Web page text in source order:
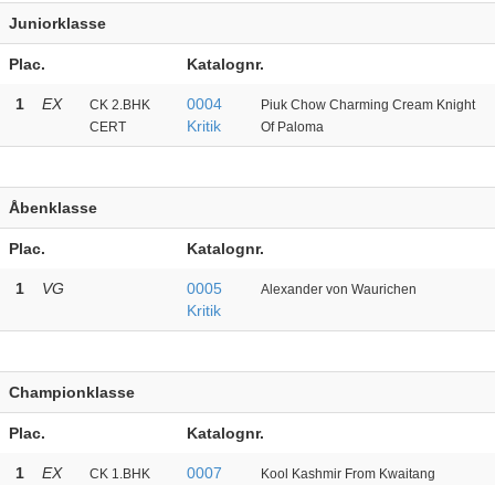
Juniorklasse
Plac. Katalognr.
1 EX
CK 2.BHK
CERT
0004
Kritik
Piuk Chow Charming Cream Knight
Of Paloma
Åbenklasse
Plac. Katalognr.
1 VG
0005
Kritik
Alexander von Waurichen
Championklasse
Plac. Katalognr.
1 EX
CK 1.BHK
0007
Kool Kashmir From Kwaitang